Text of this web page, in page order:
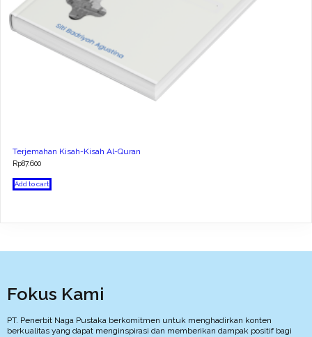
Terjemahan Kisah-Kisah Al-Quran
Rp87.600
Add to cart
Fokus Kami
PT. Penerbit Naga Pustaka berkomitmen untuk menghadirkan konten
berkualitas yang dapat menginspirasi dan memberikan dampak positif bagi